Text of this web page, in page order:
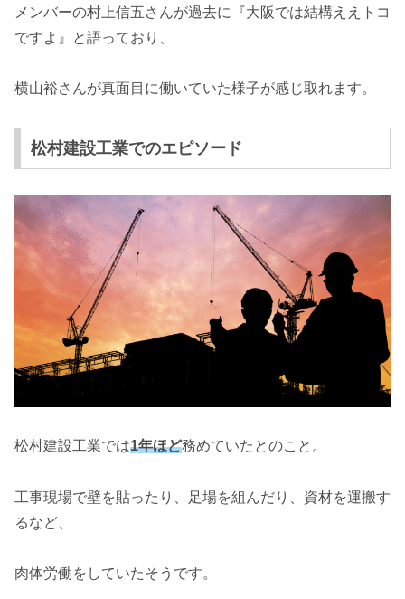
メンバーの村上信五さんが過去に『大阪では結構ええトコ
ですよ』と語っており、
横山裕さんが真面目に働いていた様子が感じ取れます。
松村建設工業でのエピソード
松村建設工業では1年ほど務めていたとのこと。
工事現場で壁を貼ったり、足場を組んだり、資材を運搬す
るなど、
肉体労働をしていたそうです。